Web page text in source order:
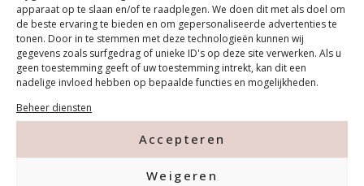
apparaat op te slaan en/of te raadplegen. We doen dit met als doel om
de beste ervaring te bieden en om gepersonaliseerde advertenties te
tonen. Door in te stemmen met deze technologieën kunnen wij
gegevens zoals surfgedrag of unieke ID's op deze site verwerken. Als u
geen toestemming geeft of uw toestemming intrekt, kan dit een
nadelige invloed hebben op bepaalde functies en mogelijkheden.
Beheer diensten
Accepteren
Weigeren
Contact ons